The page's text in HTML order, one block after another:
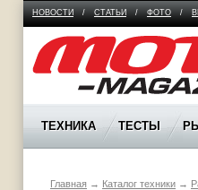
НОВОСТИ / СТАТЬИ / ФОТО /
Moto Magazine
ТЕХНИКА ТЕСТЫ
Главная → Каталог техники →